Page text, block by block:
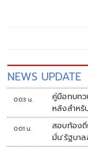
NEWS UPDATE
0:03 น.
คู่มือทบทว
หลังสำห
0:01 น.
สอบท้อง
มั่น'รัฐบา